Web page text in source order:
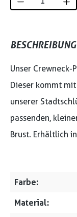
BESCHREIBUNG
Unser Crewneck-
Dieser kommt
unserer
passenden,
Brust. Erhältlich
Farbe:
Material: